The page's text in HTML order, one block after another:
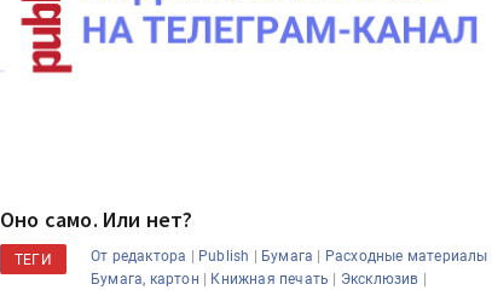
Оно само. Или нет?
ТЕГИ От редактора | Publish | Бумага | Расходные материалы
Бумага, картон | Книжная печать | Эксклюзив |